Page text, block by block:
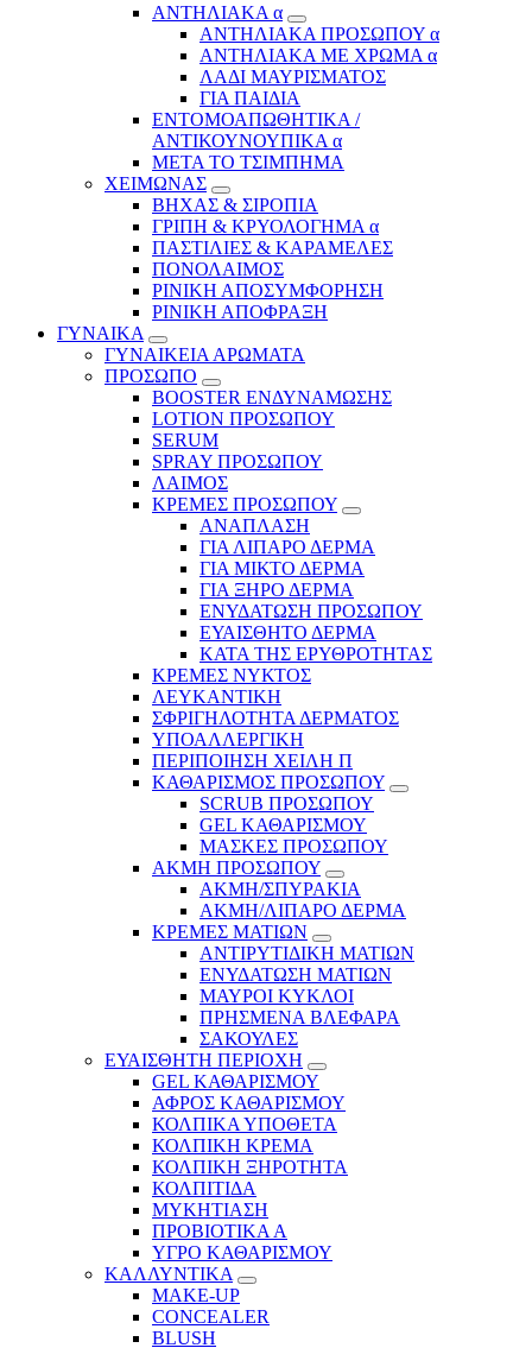
ΑΝΤΗΛΙΑΚΑ α
ΑΝΤΗΛΙΑΚΑ ΠΡΟΣΩΠΟΥ α
ΑΝΤΗΛΙΑΚΑ ΜΕ ΧΡΩΜΑ α
ΛΑΔΙ ΜΑΥΡΙΣΜΑΤΟΣ
ΓΙΑ ΠΑΙΔΙΑ
ΕΝΤΟΜΟΑΠΩΘΗΤΙΚΑ /
ΑΝΤΙΚΟΥΝΟΥΠΙΚΑ α
ΜΕΤΑ ΤΟ ΤΣΙΜΠΗΜΑ
ΧΕΙΜΩΝΑΣ
ΒΗΧΑΣ & ΣΙΡΟΠΙΑ
ΓΡΙΠΗ & ΚΡΥΟΛΟΓΗΜΑ α
ΠΑΣΤΙΛΙΕΣ & ΚΑΡΑΜΕΛΕΣ
ΠΟΝΟΛΑΙΜΟΣ
ΡΙΝΙΚΗ ΑΠΟΣΥΜΦΟΡΗΣΗ
ΡΙΝΙΚΗ ΑΠΟΦΡΑΞΗ
ΓΥΝΑΙΚΑ
ΓΥΝΑΙΚΕΙΑ ΑΡΩΜΑΤΑ
ΠΡΟΣΩΠΟ
BOOSTER ΕΝΔΥΝΑΜΩΣΗΣ
LOTION ΠΡΟΣΩΠΟΥ
SERUM
SPRAY ΠΡΟΣΩΠΟΥ
ΛΑΙΜΟΣ
ΚΡΕΜΕΣ ΠΡΟΣΩΠΟΥ
ΑΝΑΠΛΑΣΗ
ΓΙΑ ΛΙΠΑΡΟ ΔΕΡΜΑ
ΓΙΑ ΜΙΚΤΟ ΔΕΡΜΑ
ΓΙΑ ΞΗΡΟ ΔΕΡΜΑ
ΕΝΥΔΑΤΩΣΗ ΠΡΟΣΩΠΟΥ
ΕΥΑΙΣΘΗΤΟ ΔΕΡΜΑ
ΚΑΤΑ ΤΗΣ ΕΡΥΘΡΟΤΗΤΑΣ
ΚΡΕΜΕΣ ΝΥΚΤΟΣ
ΛΕΥΚΑΝΤΙΚΗ
ΣΦΡΙΓΗΛΟΤΗΤΑ ΔΕΡΜΑΤΟΣ
ΥΠΟΑΛΛΕΡΓΙΚΗ
ΠΕΡΙΠΟΙΗΣΗ ΧΕΙΛΗ Π
ΚΑΘΑΡΙΣΜΟΣ ΠΡΟΣΩΠΟΥ
SCRUB ΠΡΟΣΩΠΟΥ
GEL ΚΑΘΑΡΙΣΜΟΥ
ΜΑΣΚΕΣ ΠΡΟΣΩΠΟΥ
ΑΚΜΗ ΠΡΟΣΩΠΟΥ
ΑΚΜΗ/ΣΠΥΡΑΚΙΑ
ΑΚΜΗ/ΛΙΠΑΡΟ ΔΕΡΜΑ
ΚΡΕΜΕΣ ΜΑΤΙΩΝ
ΑΝΤΙΡΥΤΙΔΙΚΗ ΜΑΤΙΩΝ
ΕΝΥΔΑΤΩΣΗ ΜΑΤΙΩΝ
ΜΑΥΡΟΙ ΚΥΚΛΟΙ
ΠΡΗΣΜΕΝΑ ΒΛΕΦΑΡΑ
ΣΑΚΟΥΛΕΣ
ΕΥΑΙΣΘΗΤΗ ΠΕΡΙΟΧΗ
GEL ΚΑΘΑΡΙΣΜΟΥ
ΑΦΡΟΣ ΚΑΘΑΡΙΣΜΟΥ
ΚΟΛΠΙΚΑ ΥΠΟΘΕΤΑ
ΚΟΛΠΙΚΗ ΚΡΕΜΑ
ΚΟΛΠΙΚΗ ΞΗΡΟΤΗΤΑ
ΚΟΛΠΙΤΙΔΑ
ΜΥΚΗΤΙΑΣΗ
ΠΡΟΒΙΟΤΙΚΑ Α
ΥΓΡΟ ΚΑΘΑΡΙΣΜΟΥ
ΚΑΛΛΥΝΤΙΚΑ
MAKE-UP
CONCEALER
BLUSH